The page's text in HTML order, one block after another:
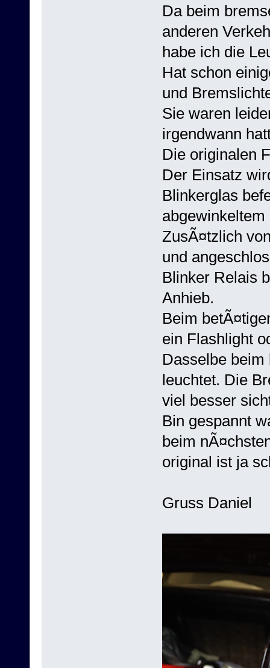
Da beim
anderen
habe ich die
Hat schon
und
Sie waren
irgendwann
Die originalen
Der Einsatz
Blinkerglas
ZusÃ¤tzlich
und
Blinker Relais
Anhieb.
Beim
ein Flashlight
Dasselbe
leuchtet. Die
viel besser
Bin gespannt
beim
original ist ja
Gruss Daniel